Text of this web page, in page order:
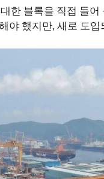
한 블록을 직접 들
야 했지만, 새로 도